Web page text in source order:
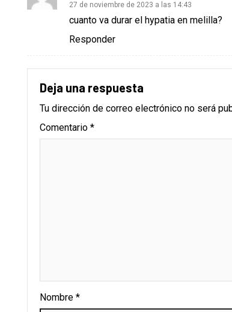
27 de noviembre de 2023 a las 14:43
cuanto va durar el hypatia en melilla?
Responder
Deja una respuesta
Tu dirección de correo electrónico no será
Comentario *
Nombre *